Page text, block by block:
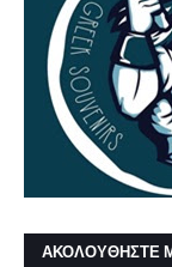
ΑΚΟΛΟΥΘΗΣΤΕ